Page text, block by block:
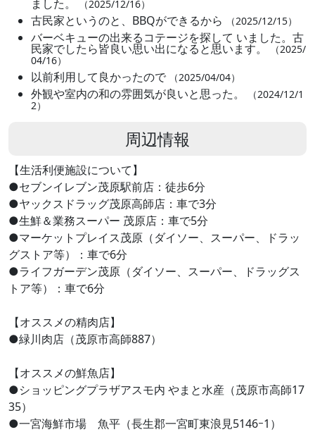
ました。 （2025/12/16）
古民家というのと、BBQができるから （2025/12/15）
バーベキューの出来るコテージを探して いました。古
民家でしたら皆良い思い出になると思います。
（2025/
04/16）
以前利用して良かったので （2025/04/04）
外観や室内の和の雰囲気が良いと思った。
（2024/12/1
2）
周辺情報
【生活利便施設について】
●セブンイレブン茂原駅前店：徒歩6分
●ヤックスドラッグ茂原高師店：車で3分
●生鮮＆業務スーパー 茂原店：車で5分
●マーケットプレイス茂原（ダイソー、スーパー、ドラッ
グストア等）：車で6分
●ライフガーデン茂原（ダイソー、スーパー、ドラッグス
トア等）：車で6分
【オススメの精肉店】
●緑川肉店（茂原市高師887）
【オススメの鮮魚店】
●ショッピングプラザアスモ内 やまと水産（茂原市高師17
35）
●一宮海鮮市場 魚平（長生郡一宮町東浪見5146ｰ1）